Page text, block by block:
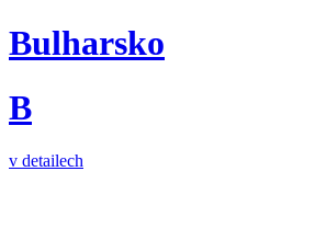
Bulharsko
B
v detailech